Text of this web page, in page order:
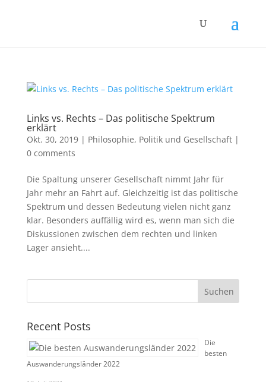
Links vs. Rechts – Das politische Spektrum
erklärt
Okt. 30, 2019| Philosophie, Politik und Gesellschaft|
0 comments
Die Spaltung unserer Gesellschaft nimmt Jahr für
Jahr mehr an Fahrt auf. Gleichzeitig ist das politische
Spektrum und dessen Bedeutung vielen nicht ganz
klar. Besonders auffällig wird es, wenn man sich die
Diskussionen zwischen dem rechten und linken
Lager ansieht....
Recent Posts
Die
besten
Auswanderungsländer 2022